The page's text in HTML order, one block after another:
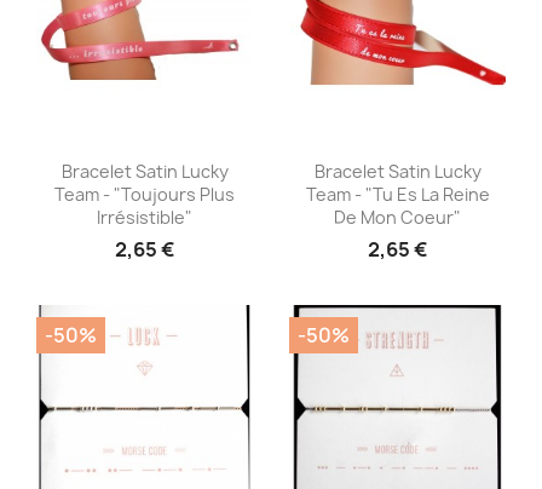
Aperçu rapide
Bracelet Satin Lucky
Team - "Toujours Plus
Irrésistible"
2,65 €
Aperçu rapide
Bracelet Satin Lucky
Team - "Tu Es La Reine
De Mon Coeur"
2,65 €
-50% -50%